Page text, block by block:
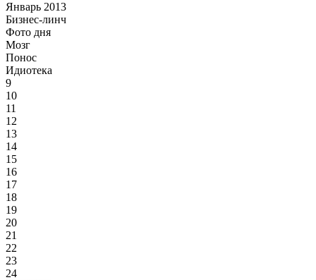
Январь 2013
Бизнес-линч
Фото дня
Мозг
Понос
Идиотека
9
10
11
12
13
14
15
16
17
18
19
20
21
22
23
24